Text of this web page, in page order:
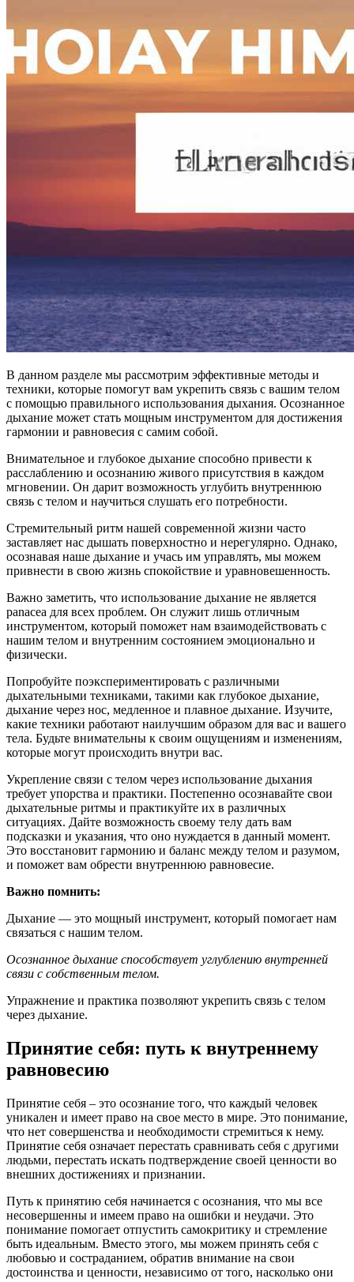
В данном разделе мы рассмотрим эффективные методы и
техники, которые помогут вам укрепить связь с вашим телом
с помощью правильного использования дыхания. Осознанное
дыхание может стать мощным инструментом для достижения
гармонии и равновесия с самим собой.
Внимательное и глубокое дыхание способно привести к
расслаблению и осознанию живого присутствия в каждом
мгновении. Он дарит возможность углубить внутреннюю
связь с телом и научиться слушать его потребности.
Стремительный ритм нашей современной жизни часто
заставляет нас дышать поверхностно и нерегулярно. Однако,
осознавая наше дыхание и учась им управлять, мы можем
привнести в свою жизнь спокойствие и уравновешенность.
Важно заметить, что использование дыхание не является
panacea для всех проблем. Он служит лишь отличным
инструментом, который поможет нам взаимодействовать с
нашим телом и внутренним состоянием эмоционально и
физически.
Попробуйте поэкспериментировать с различными
дыхательными техниками, такими как глубокое дыхание,
дыхание через нос, медленное и плавное дыхание. Изучите,
какие техники работают наилучшим образом для вас и вашего
тела. Будьте внимательны к своим ощущениям и изменениям,
которые могут происходить внутри вас.
Укрепление связи с телом через использование дыхания
требует упорства и практики. Постепенно осознавайте свои
дыхательные ритмы и практикуйте их в различных
ситуациях. Дайте возможность своему телу дать вам
подсказки и указания, что оно нуждается в данный момент.
Это восстановит гармонию и баланс между телом и разумом,
и поможет вам обрести внутреннюю равновесие.
Важно помнить:
Дыхание — это мощный инструмент, который помогает нам
связаться с нашим телом.
Осознанное дыхание способствует углублению внутренней
связи с собственным телом.
Упражнение и практика позволяют укрепить связь с телом
через дыхание.
Принятие себя: путь к внутреннему
равновесию
Принятие себя – это осознание того, что каждый человек
уникален и имеет право на свое место в мире. Это понимание,
что нет совершенства и необходимости стремиться к нему.
Принятие себя означает перестать сравнивать себя с другими
людьми, перестать искать подтверждение своей ценности во
внешних достижениях и признании.
Путь к принятию себя начинается с осознания, что мы все
несовершенны и имеем право на ошибки и неудачи. Это
понимание помогает отпустить самокритику и стремление
быть идеальным. Вместо этого, мы можем принять себя с
любовью и состраданием, обратив внимание на свои
достоинства и ценности, независимо от того, насколько они